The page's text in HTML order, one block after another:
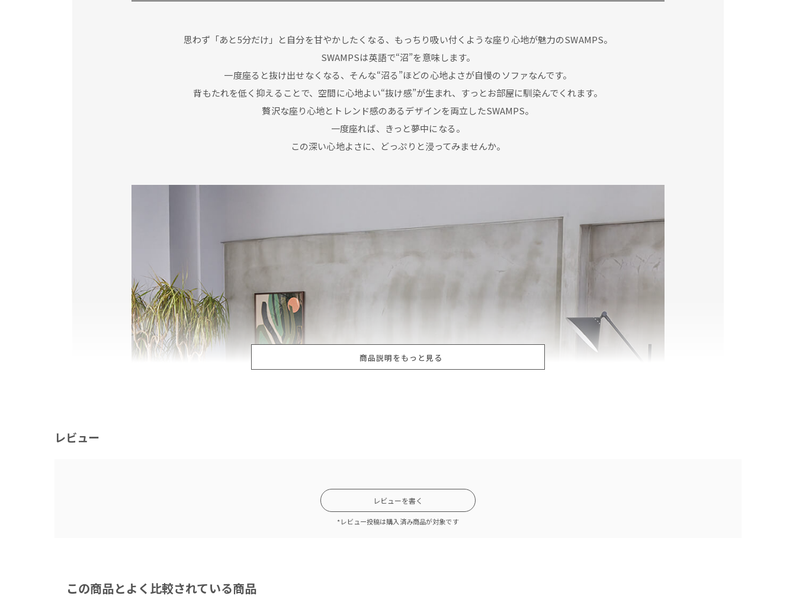
思わず「あと5分だけ」と自分を甘やかしたくなる、もっちり吸い付くような座り心地が魅力のSWAMPS。
SWAMPSは英語で“沼”を意味します。
一度座ると抜け出せなくなる、そんな“沼る”ほどの心地よさが自慢のソファなんです。
背もたれを低く抑えることで、空間に心地よい“抜け感”が生まれ、すっとお部屋に馴染んでくれます。
贅沢な座り心地とトレンド感のあるデザインを両立したSWAMPS。
一度座れば、きっと夢中になる。
この深い心地よさに、どっぷりと浸ってみませんか。
商品説明をもっと見る
レビュー
レビューを書く
*レビュー投稿は購入済み商品が対象です
この商品とよく比較されている商品